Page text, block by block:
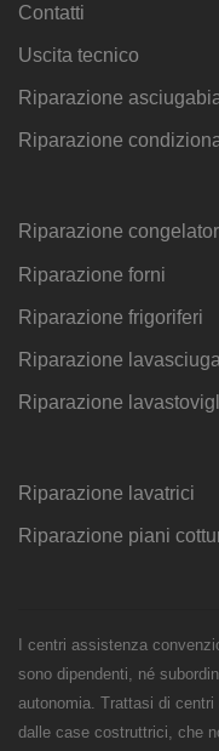
Contatti
Uscita tecnico
Riparazione
Riparazione
Riparazione
Riparazione forni
Riparazione frigoriferi
Riparazione lavasciuga
Riparazione
Riparazione lavatrici
Riparazione piani
I centri assistenza
sono dipendenti, né
autonomia. Trattasi di
dalle case costruttrici, che